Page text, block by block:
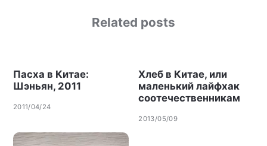
Related posts
Пасха в Китае:
Шэньян, 2011
2011/04/24
Хлеб в Китае, или
маленький лайфхак
соотечественникам
2013/05/09